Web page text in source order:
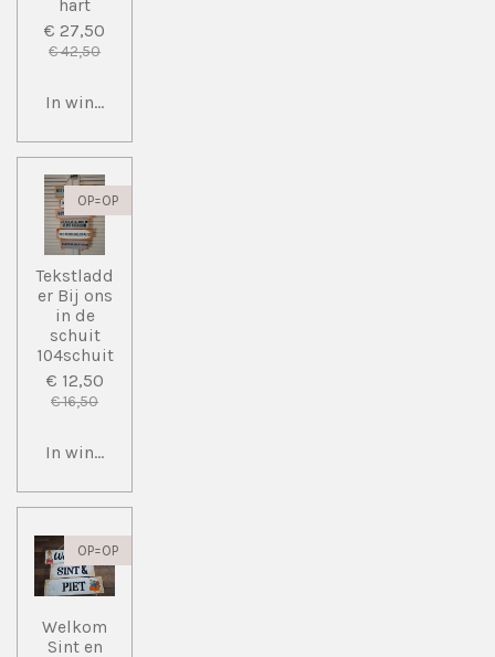
hart
€ 27,50
€ 42,50
In winkelwagen
OP=OP
Tekstladd
er Bij ons
in de
schuit
104schuit
€ 12,50
€ 16,50
In winkelwagen
OP=OP
Welkom
Sint en